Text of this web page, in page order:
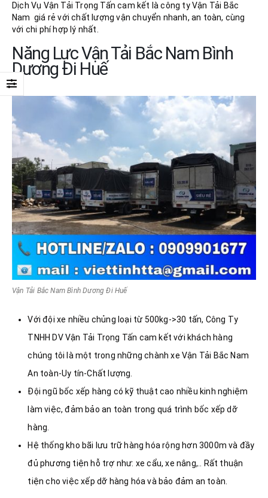
Dịch Vụ Vận Tải Trọng Tấn cam kết là công ty Vận Tải Bắc
Nam giá rẻ với chất lượng vận chuyển nhanh, an toàn, cùng
với chi phí hợp lý nhất.
Năng Lực Vận Tải Bắc Nam Bình
Dương Đi Huế
Vận Tải Bắc Nam Bình Dương Đi Huế
Với đội xe nhiều chủng loại từ 500kg->30 tấn, Công Ty
TNHH DV Vận Tải Trọng Tấn cam kết với khách hàng
chúng tôi là một trong những chành xe Vận Tải Bắc Nam
An toàn-Uy tín-Chất lượng.
Đội ngũ bốc xếp hàng có kỹ thuật cao nhiều kinh nghiệm
làm việc, đảm bảo an toàn trong quá trình bốc xếp dỡ
hàng.
Hệ thống kho bãi lưu trữ hàng hóa rộng hơn 3000m và đầy
đủ phương tiện hỗ trợ như: xe cẩu, xe nâng,.. Rất thuận
tiện cho việc xếp dỡ hàng hóa và bảo đảm an toàn.